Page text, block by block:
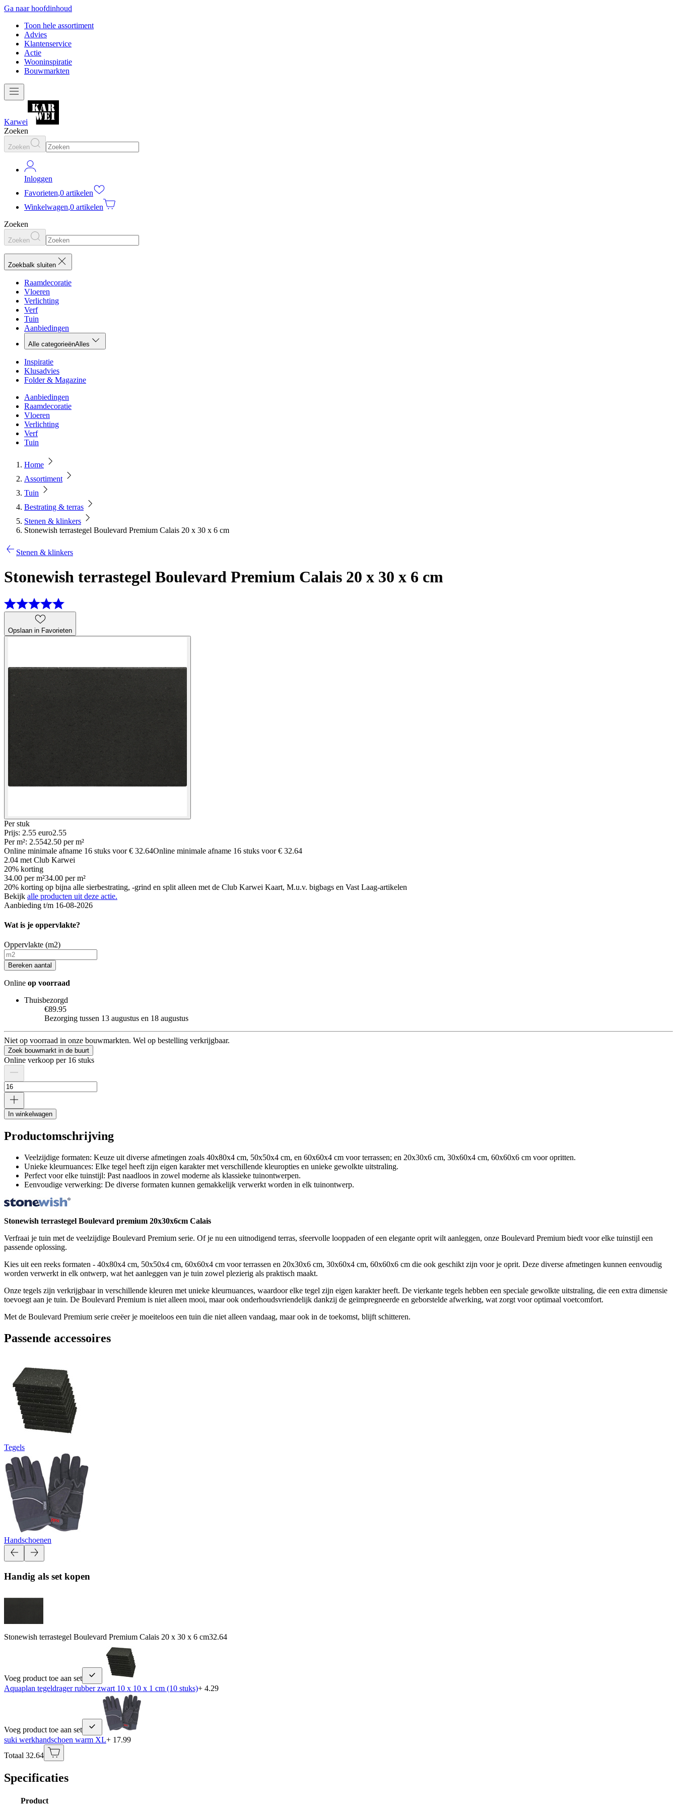
Ga naar hoofdinhoud
Toon hele assortiment
Advies
Klantenservice
Actie
Wooninspiratie
Bouwmarkten
Karwei
Zoeken
Zoeken
Inloggen
Favorieten,0 artikelen
Winkelwagen,0 artikelen
Zoeken
Zoeken
Zoekbalk sluiten
Raamdecoratie
Vloeren
Verlichting
Verf
Tuin
Aanbiedingen
Alle categorieënAlles
Inspiratie
Klusadvies
Folder & Magazine
Aanbiedingen
Raamdecoratie
Vloeren
Verlichting
Verf
Tuin
Home
Assortiment
Tuin
Bestrating & terras
Stenen & klinkers
Stonewish terrastegel Boulevard Premium Calais 20 x 30 x 6 cm
Stenen & klinkers
Stonewish terrastegel Boulevard Premium Calais 20 x 30 x 6 cm
Opslaan in Favorieten
Per stuk
Prijs: 2.55 euro2.55
Per m²: 2.5542.50 per m²
Online minimale afname 16 stuks voor€ 32.64Online minimale afname 16 stuks voor€ 32.64
2.04 met Club Karwei
20% korting
34.00 per m²34.00 per m²
20% korting op bijna alle sierbestrating, -grind en split alleen met de Club Karwei Kaart, M.u.v. bigbags en Vast Laag-artikelen
Bekijk alle producten uit deze actie.
Aanbieding t/m 16-08-2026
Wat is je oppervlakte?
Oppervlakte (m2)
Bereken aantal
Online op voorraad
Thuisbezorgd
€89.95
Bezorging tussen 13 augustus en 18 augustus
Niet op voorraad in onze bouwmarkten. Wel op bestelling verkrijgbaar.
Zoek bouwmarkt in de buurt
Online verkoop per 16 stuks
In winkelwagen
Productomschrijving
Veelzijdige formaten: Keuze uit diverse afmetingen zoals 40x80x4 cm, 50x50x4 cm, en 60x60x4 cm voor terrassen; en 20x30x6 cm, 30x60x4 cm, 60x60x6 cm voor opritten.
Unieke kleurnuances: Elke tegel heeft zijn eigen karakter met verschillende kleuropties en unieke gewolkte uitstraling.
Perfect voor elke tuinstijl: Past naadloos in zowel moderne als klassieke tuinontwerpen.
Eenvoudige verwerking: De diverse formaten kunnen gemakkelijk verwerkt worden in elk tuinontwerp.
Stonewish terrastegel Boulevard premium 20x30x6cm Calais
Verfraai je tuin met de veelzijdige Boulevard Premium serie. Of je nu een uitnodigend terras, sfeervolle looppaden of een elegante oprit wilt aanleggen, onze Boulevard Premium biedt voor elke tuinstijl een
passende oplossing.
Kies uit een reeks formaten - 40x80x4 cm, 50x50x4 cm, 60x60x4 cm voor terrassen en 20x30x6 cm, 30x60x4 cm, 60x60x6 cm die ook geschikt zijn voor je oprit. Deze diverse afmetingen kunnen eenvoudig
worden verwerkt in elk ontwerp, wat het aanleggen van je tuin zowel plezierig als praktisch maakt.
Onze tegels zijn verkrijgbaar in verschillende kleuren met unieke kleurnuances, waardoor elke tegel zijn eigen karakter heeft. De vierkante tegels hebben een speciale gewolkte uitstraling, die een extra dimensie
toevoegt aan je tuin. De Boulevard Premium is niet alleen mooi, maar ook onderhoudsvriendelijk dankzij de geïmpregneerde en geborstelde afwerking, wat zorgt voor optimaal voetcomfort.
Met de Boulevard Premium serie creëer je moeiteloos een tuin die niet alleen vandaag, maar ook in de toekomst, blijft schitteren.
Passende accessoires
Tegels
Handschoenen
Handig als set kopen
Stonewish terrastegel Boulevard Premium Calais 20 x 30 x 6 cm32.64
Voeg product toe aan set
Aquaplan tegeldrager rubber zwart 10 x 10 x 1 cm (10 stuks)+ 4.29
Voeg product toe aan set
suki werkhandschoen warm XL+ 17.99
Totaal 32.64
Specificaties
Product